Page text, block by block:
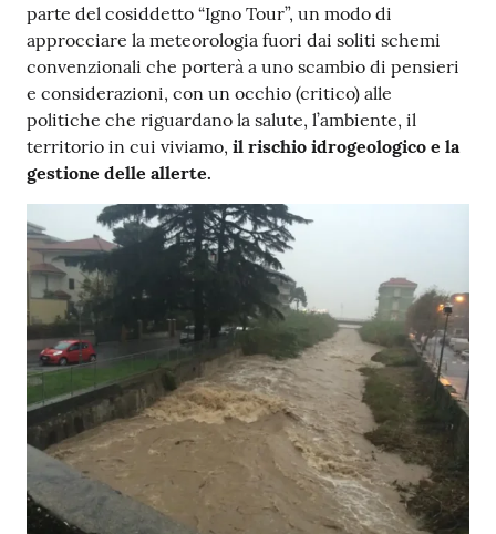
parte del cosiddetto “Igno Tour”, un modo di
approcciare la meteorologia fuori dai soliti schemi
convenzionali che porterà a uno scambio di pensieri
e considerazioni, con un occhio (critico) alle
politiche che riguardano la salute, l’ambiente, il
territorio in cui viviamo, il rischio idrogeologico e la
gestione delle allerte.